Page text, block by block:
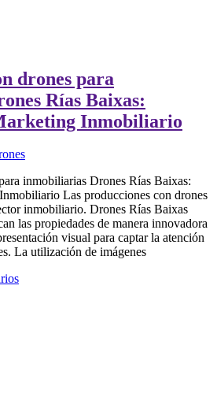
drones para
Rías Baixas:
Inmobiliario
inmobiliarias Drones Rías Baixas:
Las producciones con drones
inmobiliario. Drones Rías Baixas
las propiedades de manera innovadora
visual para captar la atención
La utilización de imágenes